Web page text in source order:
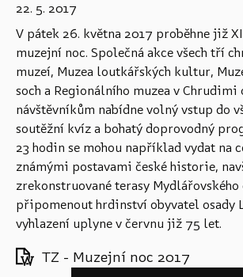
22. 5. 2017
V pátek 26. května 2017 proběhne již
muzejní noc. Společná akce všech tří
muzeí, Muzea loutkářských kultur,
soch a Regionálního muzea v Chrudimi
návštěvníkům nabídne volný vstup do
soutěžní kvíz a bohatý doprovodný
23 hodin se mohou například vydat na
známými postavami české historie,
zrekonstruované terasy Mydlářovského
připomenout hrdinství obyvatel osady
vyhlazení uplyne v červnu již 75 let.
TZ - Muzejní noc 2017